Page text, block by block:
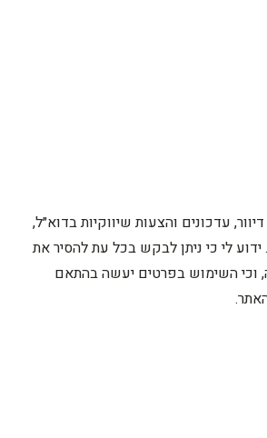
עדכונים והצעות שיווקיות בדוא״ל,
ידוע לי כי ניתן לבקש בכל עת להסיר את
וכי השימוש בפרטים יעשה בהתאם